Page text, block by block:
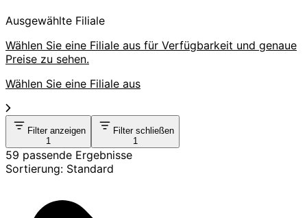
Ausgewählte Filiale
Wählen Sie eine Filiale aus für Verfügbarkeit und genaue
Preise zu sehen.
Wählen Sie eine Filiale aus
Filter anzeigen
1
Filter schließen
1
59 passende Ergebnisse
Sortierung: Standard